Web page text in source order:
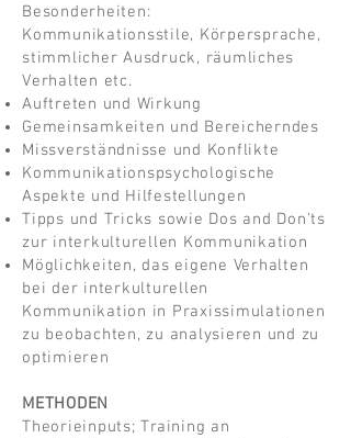
Besonderheiten:
Kommunikationsstile, Körpersprache,
stimmlicher Ausdruck, räumliches
Verhalten etc.
Auftreten und Wirkung
Gemeinsamkeiten und Bereicherndes
Missverständnisse und Konflikte
Kommunikationspsychologische
Aspekte und Hilfestellungen
Tipps und Tricks sowie Dos and Don'ts
zur interkulturellen Kommunikation
Möglichkeiten, das eigene Verhalten
bei der interkulturellen
Kommunikation in Praxissimulationen
zu beobachten, zu analysieren und zu
optimieren
​METHODEN
Theorieinputs; Training an